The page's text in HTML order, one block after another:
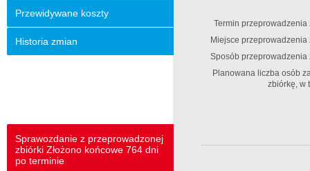
Przewidywane koszty
Historia zmian
Sprawozdanie z przeprowadzonej
zbiórki Złożono końcowe 764 dni
po terminie
Termin
Miejsce
Sposób
Planowana liczba osób
zbiórkę, w